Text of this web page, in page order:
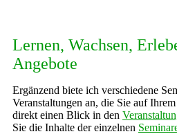
Lernen, Wachsen,
Angebote
Ergänzend biete ich verschiedene
Veranstaltungen an, die Sie auf
direkt einen Blick in den
Sie die Inhalte der einzelnen